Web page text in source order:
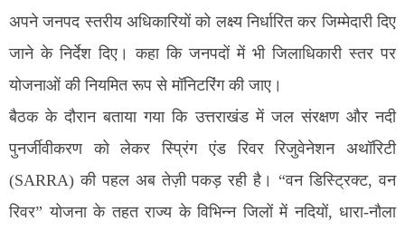
अपने जनपद स्तरीय अधिकारियों को लक्ष्य निर्धारित कर जिम्मेदारी दिए
जाने के निर्देश दिए। कहा कि जनपदों में भी जिलाधिकारी स्तर पर
योजनाओं की नियमित रूप से मॉनिटरिंग की जाए।
बैठक के दौरान बताया गया कि उत्तराखंड में जल संरक्षण और नदी
पुनर्जीवीकरण को लेकर स्प्रिंग एंड रिवर रिजुवेनेशन अथॉरिटी
(SARRA) की पहल अब तेज़ी पकड़ रही है। “वन डिस्ट्रिक्ट, वन
रिवर” योजना के तहत राज्य के विभिन्न जिलों में नदियों, धारा-नौला